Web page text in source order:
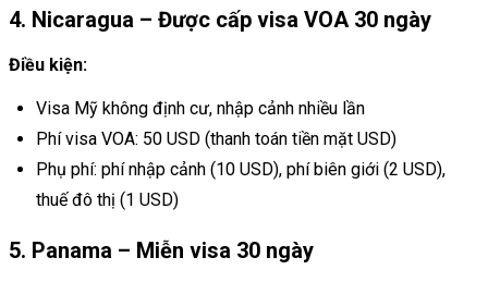
4. Nicaragua – Được cấp visa VOA 30 ngày
Điều kiện:
Visa Mỹ không định cư, nhập cảnh nhiều lần
Phí visa VOA: 50 USD (thanh toán tiền mặt USD)
Phụ phí: phí nhập cảnh (10 USD), phí biên giới (2 USD),
thuế đô thị (1 USD)
5. Panama – Miễn visa 30 ngày